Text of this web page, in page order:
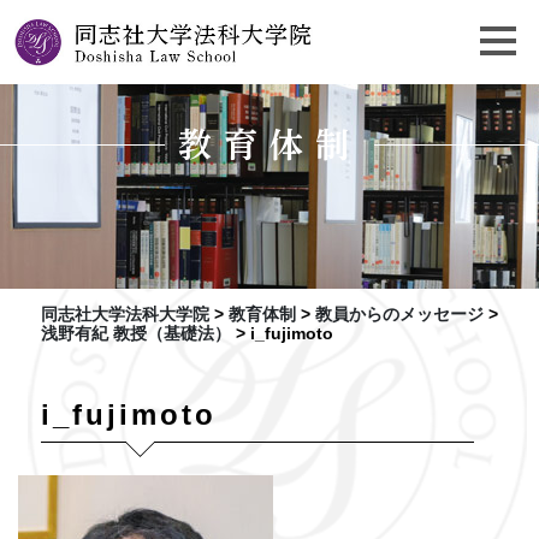
教育体制
同志社大学法科大学院> 教育体制 > 教員からのメッセージ>
浅野有紀 教授（基礎法）
> i_fujimoto
i_fujimoto